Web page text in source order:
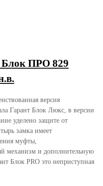
Блок ПРО 829
версия
Гарант Блок Люкс, в версии
уделено защите от
замка имеет
муфты,
механизм и дополнительную
Блок PRO это неприступная